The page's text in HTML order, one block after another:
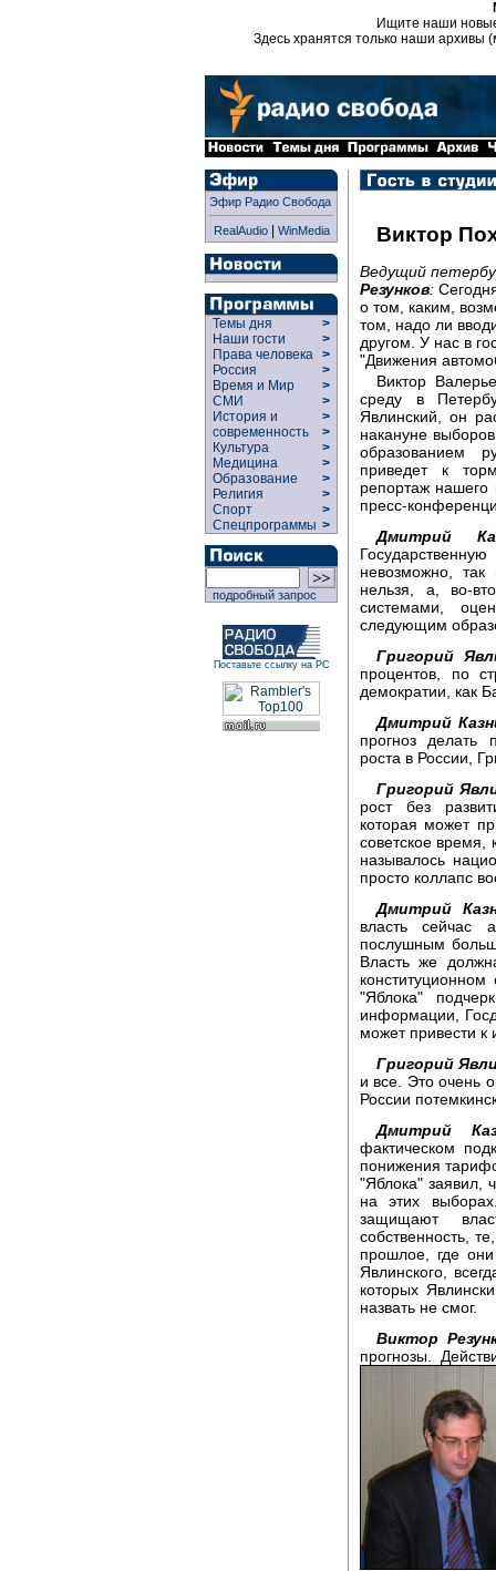
Ищите наши
Здесь хранятся только наши архивы
Эфир Радио Свобода
RealAudio| WinMedia
Темы дня
>
Наши гости
>
Права человека >
Россия
>
Время и Мир
>
СМИ
>
История и
современность
>
>
Культура
>
Медицина
>
Образование
>
Религия
>
Спорт
>
Спецпрограммы >
подробный запрос
Поставьте ссылку на РС
Виктор
Ведущий
Резунков:
о том, каким,
том, надо ли
другом. У нас в
"Движения
Виктор
среду в
Явлинский, он
накануне
образованием
приведет к
репортаж нашего
пресс-
Дмитрий
невозможно, так
нельзя, а, во-
системами,
следующим
Григорий
процентов, по
демократии, как
Дмитрий
прогноз делать
роста в России,
Григорий
рост без
которая может
советское время,
называлось
просто коллапс
Дмитрий
власть сейчас
послушным
Власть же
"Яблока"
информации,
может привести к
Григорий
и все. Это очень
России
Дмитрий
фактическом
понижения
"Яблока" заявил,
на этих
защищают
собственность,
прошлое, где
Явлинского,
которых
назвать не смог.
Виктор
прогнозы.